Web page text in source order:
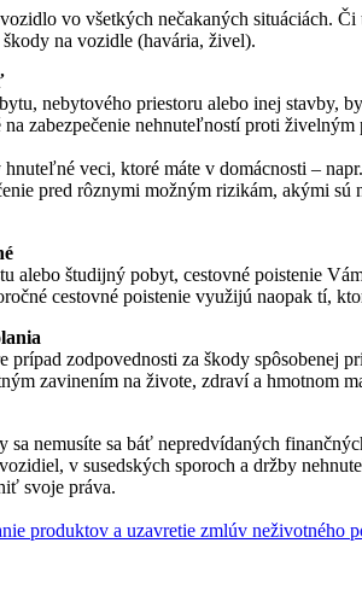
vo všetkých nečakaných situáciách.
na vozidle (havária, živel).
nebytového priestoru alebo inej stavby,
zabezpečenie nehnuteľností proti
veci, ktoré máte v domácnosti –
pred rôznymi možným rizikám, akými
alebo študijný pobyt, cestovné poistenie
cestovné poistenie využijú naopak tí,
prípad zodpovednosti za škody
zavinením na živote, zdraví a hmotnom
sa nemusíte sa báť nepredvídaných
v susedských sporoch a držby
svoje práva.
produktov a uzavretie zmlúv